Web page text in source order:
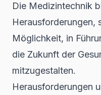
Die Medizintechnik
Herausforderungen,
Möglichkeit, in
die Zukunft der
mitzugestalten.
Herausforderungen